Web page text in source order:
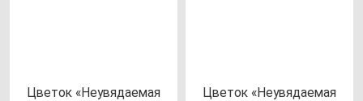
Цве­ток «Неувя­да­емая
Цве­ток «Неувя­да­емая